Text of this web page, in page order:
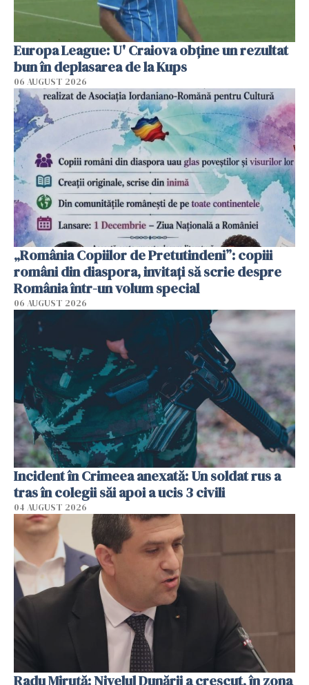
Europa League: U' Craiova obține un rezultat
bun în deplasarea de la Kups
06 AUGUST 2026
„România Copiilor de Pretutindeni”: copiii
români din diaspora, invitați să scrie despre
România într-un volum special
06 AUGUST 2026
Incident în Crimeea anexată: Un soldat rus a
tras în colegii săi apoi a ucis 3 civili
04 AUGUST 2026
Radu Miruţă: Nivelul Dunării a crescut, în zona